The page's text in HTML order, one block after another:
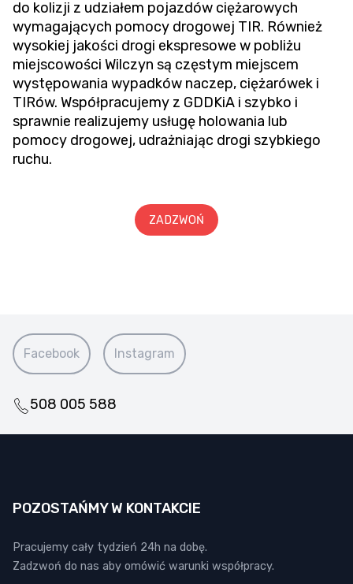
do kolizji z udziałem pojazdów ciężarowych
wymagających pomocy drogowej TIR. Również
wysokiej jakości drogi ekspresowe w pobliżu
miejscowości Wilczyn są częstym miejscem
występowania wypadków naczep, ciężarówek i
TIRów. Współpracujemy z GDDKiA i szybko i
sprawnie realizujemy usługę holowania lub
pomocy drogowej, udrażniając drogi szybkiego
ruchu.
ZADZWOŃ
Facebook Instagram
508 005 588
POZOSTAŃMY W KONTAKCIE
Pracujemy cały tydzień 24h na dobę.
Zadzwoń do nas aby omówić warunki współpracy.